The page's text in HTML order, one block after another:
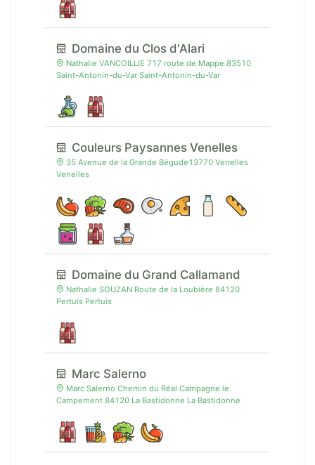
Domaine du Clos d'Alari
Nathalie VANCOILLIE 717 route de Mappe 83510
Saint-Antonin-du-Var Saint-Antonin-du-Var
Couleurs Paysannes Venelles
35 Avenue de la Grande Bégude13770 Venelles
Venelles
Domaine du Grand Callamand
Nathalie SOUZAN Route de la Loubière 84120
Pertuis Pertuis
Marc Salerno
Marc Salerno Chemin du Réal Campagne le
Campement 84120 La Bastidonne La Bastidonne